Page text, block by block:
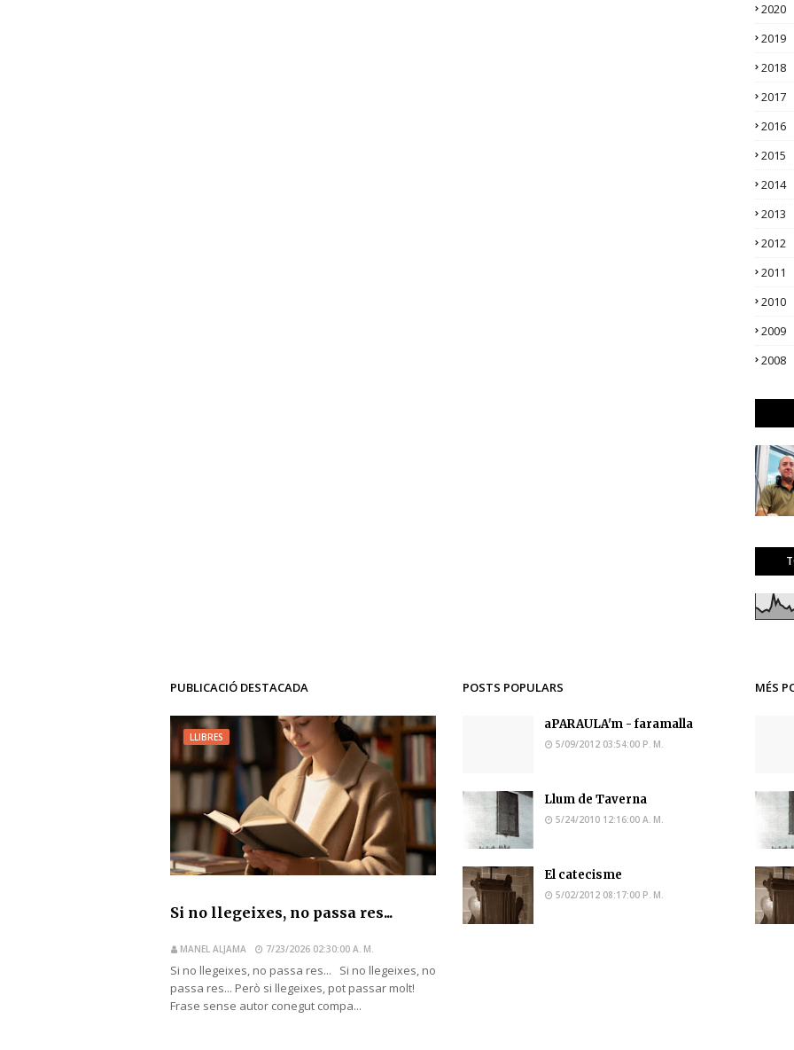
2020
2019
2018
2017
2016
2015
2014
2013
2012
2011
2010
2009
2008
PUBLICACIÓ DESTACADA
LLIBRES
Si no llegeixes, no passa res...
MANEL ALJAMA 7/23/2026 02:30:00 A. M.
Si no llegeixes, no passa res... Si no llegeixes, no
passa res... Però si llegeixes, pot passar molt!
Frase sense autor conegut compa...
POSTS POPULARS
aPARAULA'm - faramalla
5/09/2012 03:54:00 P. M.
Llum de Taverna
5/24/2010 12:16:00 A. M.
El catecisme
5/02/2012 08:17:00 P. M.
MÉS